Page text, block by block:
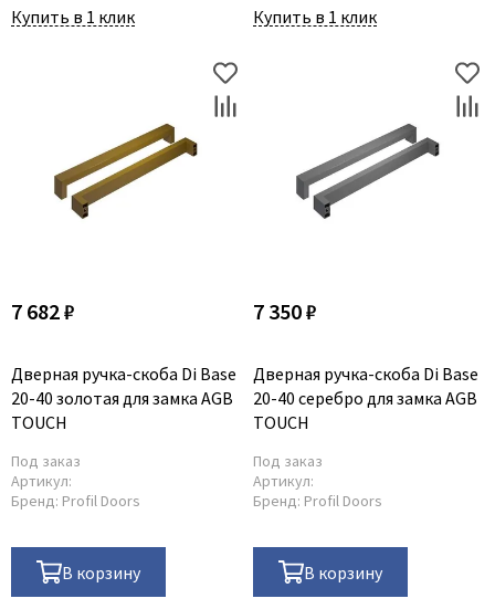
Купить в 1 клик Купить в 1 клик
7 682 ₽
Дверная ручка-скоба Di Base
20-40 золотая для замка AGB
TOUCH
Под заказ
Артикул:
Бренд: Profil Doors
В корзину
7 350 ₽
Дверная ручка-скоба Di Base
20-40 серебро для замка AGB
TOUCH
Под заказ
Артикул:
Бренд: Profil Doors
В корзину